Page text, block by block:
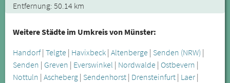
Entfernung: 50.14 km
Weitere Städte im Umkreis von Münster:
Handorf| Telgte | Havixbeck | Altenberge | Senden (NRW) |
Senden | Greven | Everswinkel | Nordwalde | Ostbevern |
Nottuln | Ascheberg | Sendenhorst | Drensteinfurt | Laer |